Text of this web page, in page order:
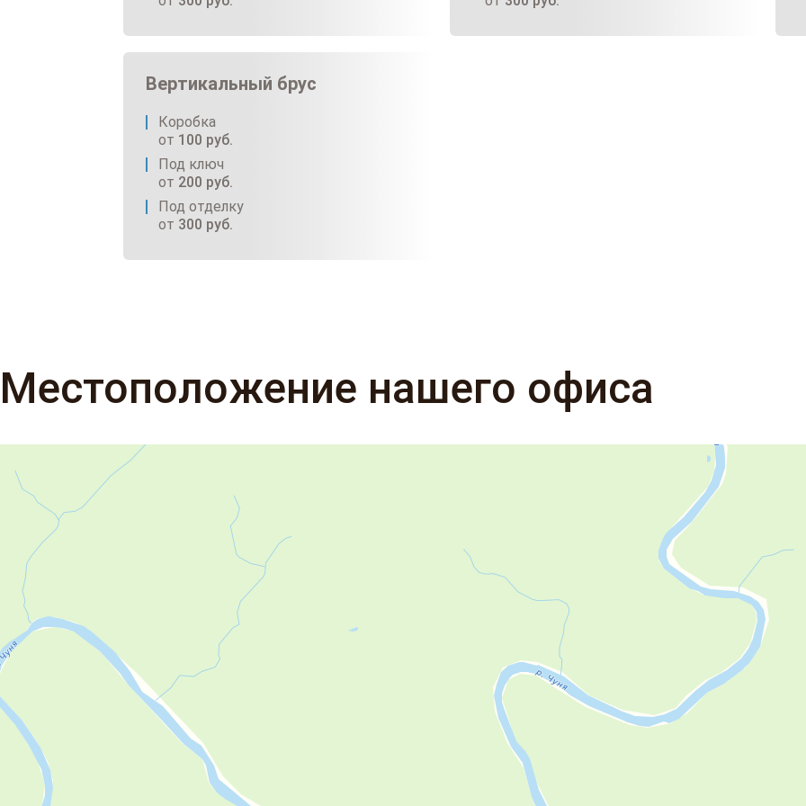
Вертикальный брус
Коробка
от 100 руб.
Под ключ
от 200 руб.
Под отделку
от 300 руб.
Местоположение нашего офиса